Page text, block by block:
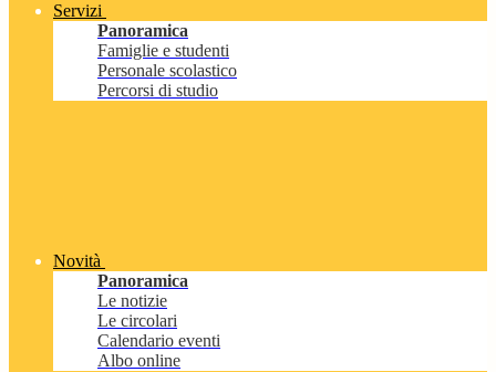
Servizi
Panoramica
Famiglie e studenti
Personale scolastico
Percorsi di studio
Novità
Panoramica
Le notizie
Le circolari
Calendario eventi
Albo online